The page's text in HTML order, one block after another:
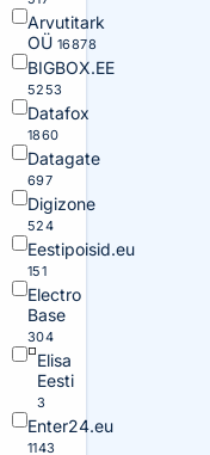
Arvutitark
OÜ 16878
BIGBOX.EE
5253
Datafox
1860
Datagate
697
Digizone
524
Eestipoisid.eu
151
Electro
Base
304
Elisa
Eesti
3
Enter24.eu
1143